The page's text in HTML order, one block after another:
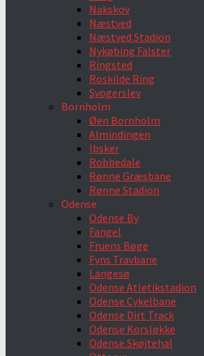
Nakskov
Næstved
Næstved Stadion
Nykøbing Falster
Ringsted
Roskilde Ring
Svogerslev
Bornholm
Øen Bornholm
Almindingen
Ibsker
Robbedale
Rønne Græsbane
Rønne Stadion
Odense
Odense By
Fangel
Fruens Bøge
Fyns Travbane
Langesø
Odense Atletikstadion
Odense Cykelbane
Odense Dirt Track
Odense Korsløkke
Odense Skøjtehal